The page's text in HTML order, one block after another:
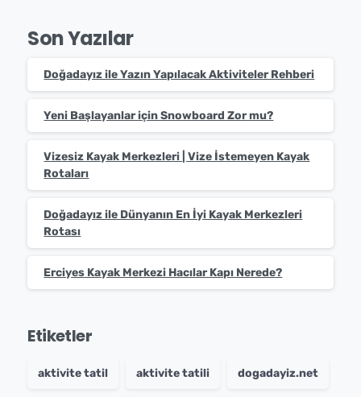
Son Yazılar
Doğadayız ile Yazın Yapılacak Aktiviteler Rehberi
Yeni Başlayanlar için Snowboard Zor mu?
Vizesiz Kayak Merkezleri | Vize İstemeyen Kayak
Rotaları
Doğadayız ile Dünyanın En İyi Kayak Merkezleri
Rotası
Erciyes Kayak Merkezi Hacılar Kapı Nerede?
Etiketler
aktivite tatil aktivite tatili dogadayiz.net